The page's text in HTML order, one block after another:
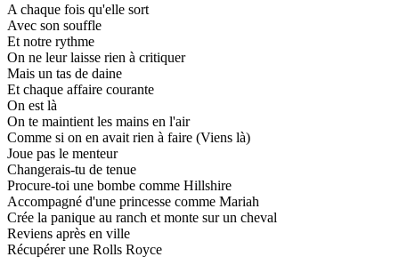
A chaque fois qu'elle sort
Avec son souffle
Et notre rythme
On ne leur laisse rien à critiquer
Mais un tas de daine
Et chaque affaire courante
On est là
On te maintient les mains en l'air
Comme si on en avait rien à faire (Viens là)
Joue pas le menteur
Changerais-tu de tenue
Procure-toi une bombe comme Hillshire
Accompagné d'une princesse comme Mariah
Crée la panique au ranch et monte sur un cheval
Reviens après en ville
Récupérer une Rolls Royce